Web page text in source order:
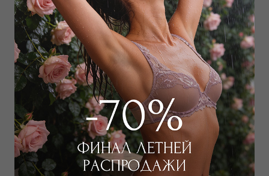
Корсет
25 451 руб
Добавить в избранное